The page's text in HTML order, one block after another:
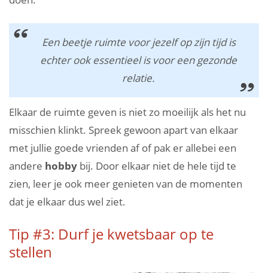
Een beetje ruimte voor jezelf op zijn tijd is
echter ook essentieel is voor een gezonde
relatie.
Elkaar de ruimte geven is niet zo moeilijk als het nu
misschien klinkt. Spreek gewoon apart van elkaar
met jullie goede vrienden af of pak er allebei een
andere hobby bij. Door elkaar niet de hele tijd te
zien, leer je ook meer genieten van de momenten
dat je elkaar dus wel ziet.
Tip #3: Durf je kwetsbaar op te
stellen